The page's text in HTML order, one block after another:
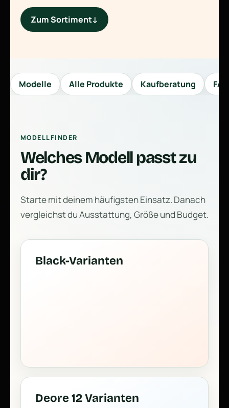
Zum Sortiment↓
Modelle Alle Produkte Kaufberatung FAQ
MODELLFINDER
Welches Modell passt zu
dir?
Starte mit deinem häufigsten Einsatz. Danach
vergleichst du Ausstattung, Größe und Budget.
Black-Varianten
Deore 12 Varianten